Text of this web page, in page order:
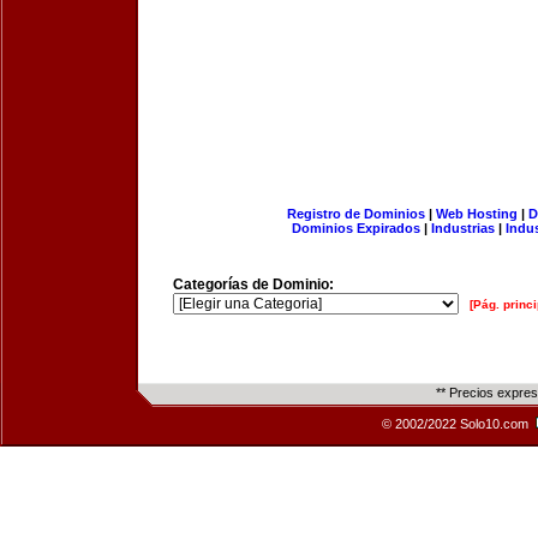
Registro de Dominios| Web Hosting |
Dominios Expirados | Industrias |
Categorías de Dominio:
[Pág.
** Precios
© 2002/2022 Solo10.com